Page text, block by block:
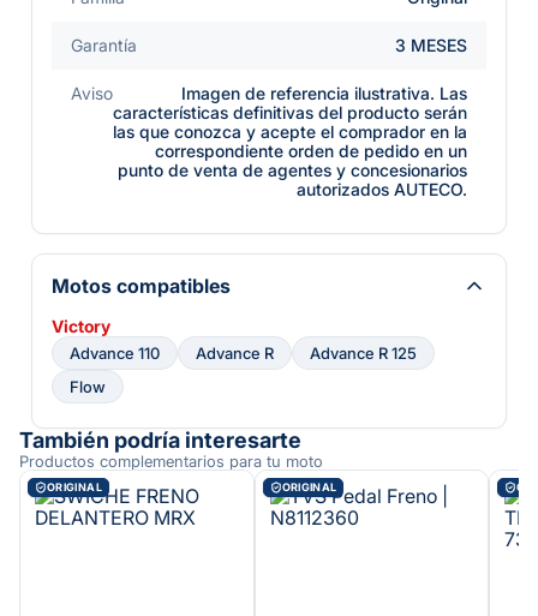
Garantía 3 MESES
Aviso
Imagen de referencia ilustrativa. Las
características definitivas del producto serán
las que conozca y acepte el comprador en la
correspondiente orden de pedido en un
punto de venta de agentes y concesionarios
autorizados AUTECO.
Motos compatibles
Victory
Advance 110 Advance R
Advance R 125
Flow
También podría interesarte
Productos complementarios para tu moto
ORIGINAL ORIGINAL